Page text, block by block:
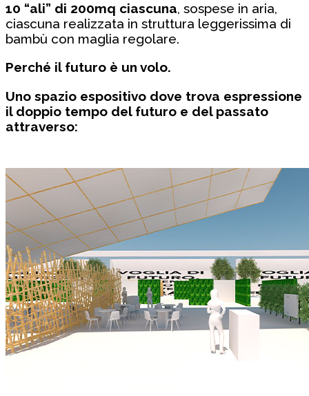
10 “ali” di 200mq ciascuna, sospese in aria,
ciascuna realizzata in struttura leggerissima di
bambù con maglia regolare.
Perché il futuro è un volo.
Uno spazio espositivo dove trova espressione
il doppio tempo del futuro e del passato
attraverso: